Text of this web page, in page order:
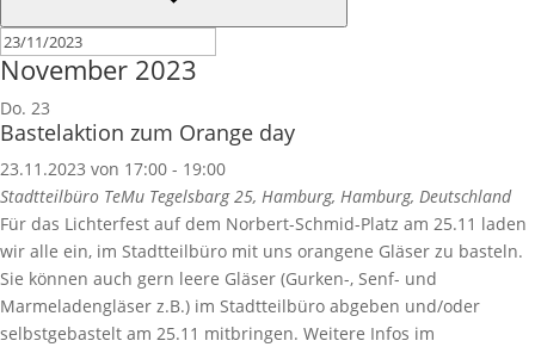
November 2023
Do. 23
Bastelaktion zum Orange day
23.11.2023 von 17:00 - 19:00
Stadtteilbüro TeMu Tegelsbarg 25, Hamburg, Hamburg, Deutschland
Für das Lichterfest auf dem Norbert-Schmid-Platz am 25.11 laden
wir alle ein, im Stadtteilbüro mit uns orangene Gläser zu basteln.
Sie können auch gern leere Gläser (Gurken-, Senf- und
Marmeladengläser z.B.) im Stadtteilbüro abgeben und/oder
selbstgebastelt am 25.11 mitbringen. Weitere Infos im